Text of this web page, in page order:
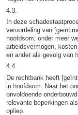
4.3.
In deze
veroordeling van
hoofdsom, onder meer
arbeidsvermogen,
en ander als gevolg van
4.4.
De rechtbank heeft
in hoofdsom. Naar het
onvoldoende
relevante beperkingen
opliep.